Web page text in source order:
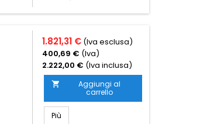
1.821,31 € (Iva esclusa)
400,69 € (Iva)
2.222,00 € (Iva inclusa)

Aggiungi al
carrello
Più